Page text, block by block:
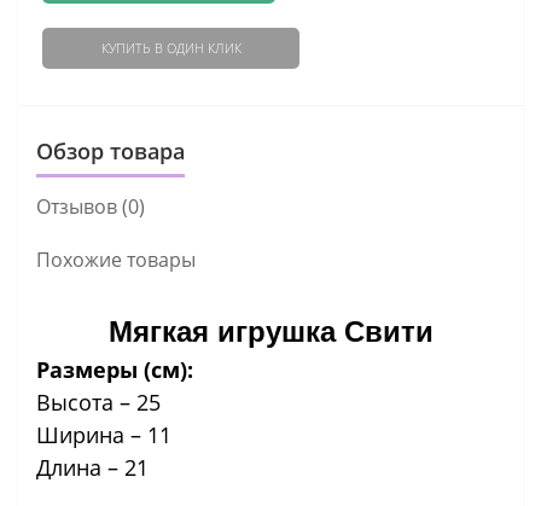
КУПИТЬ В ОДИН КЛИК
Обзор товара
Отзывов (0)
Похожие товары
Мягкая игрушка Свити
Размеры (см):
Высота – 25
Ширина – 11
Длина – 21